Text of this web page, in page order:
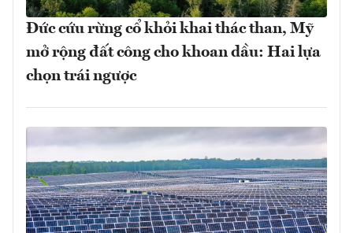
Đức cứu rừng cổ khỏi khai thác than, Mỹ
mở rộng đất công cho khoan dầu: Hai lựa
chọn trái ngược